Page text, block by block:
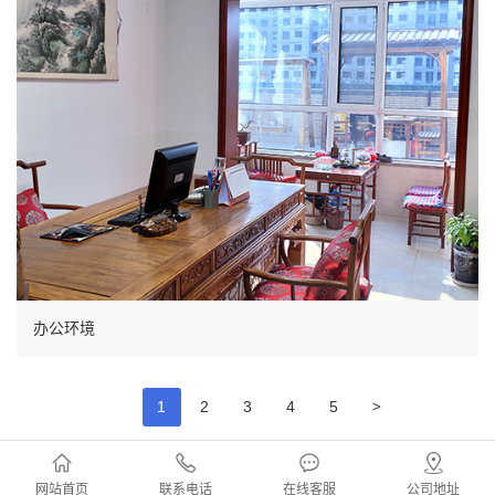
办公环境
1 2 3 4 5 >
网站首页 联系电话 在线客服 公司地址